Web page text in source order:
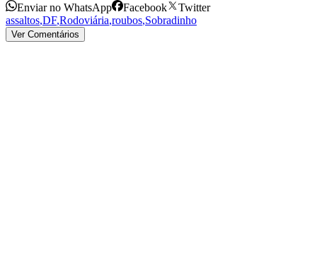
Enviar no WhatsApp Facebook
Twitter
assaltos,DF,Rodoviária,roubos,Sobradinho
Ver Comentários